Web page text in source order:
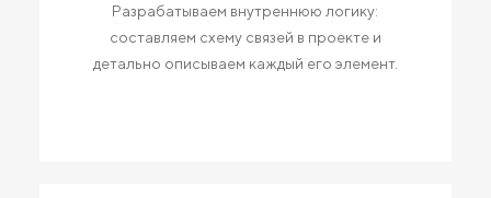
Разрабатываем внутреннюю логику:
составляем схему связей в проекте и
детально описываем каждый его элемент.